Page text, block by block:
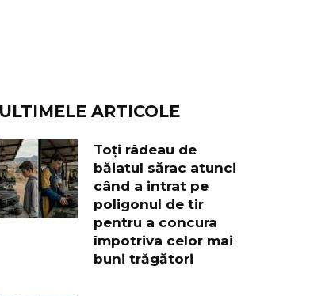
ULTIMELE ARTICOLE
Toți râdeau de
băiatul sărac atunci
când a intrat pe
poligonul de tir
pentru a concura
împotriva celor mai
buni trăgători